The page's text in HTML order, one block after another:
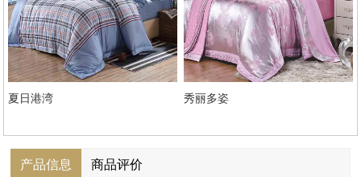
夏日港湾 秀丽多姿
产品信息 商品评价